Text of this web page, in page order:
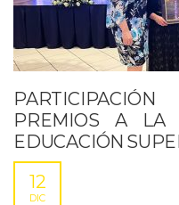
PREMIOS A LA
EDUCACIÓN
12
DIC